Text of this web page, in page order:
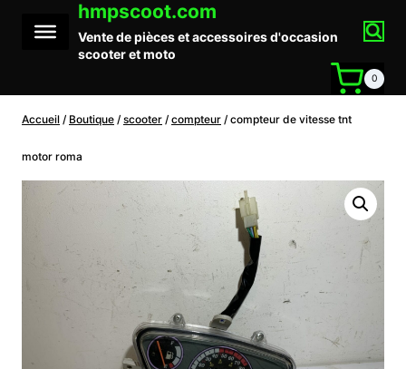
contenu
hmpscoot.com
Vente de pièces et accessoires d'occasion
scooter et moto
0
Accueil / Boutique / scooter / compteur / compteur de vitesse tnt
motor roma